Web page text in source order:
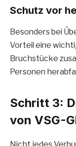
Schutz vor
Besonders bei
Vorteil eine
Bruchstücke
Personen
Schritt 3:
von VSG-